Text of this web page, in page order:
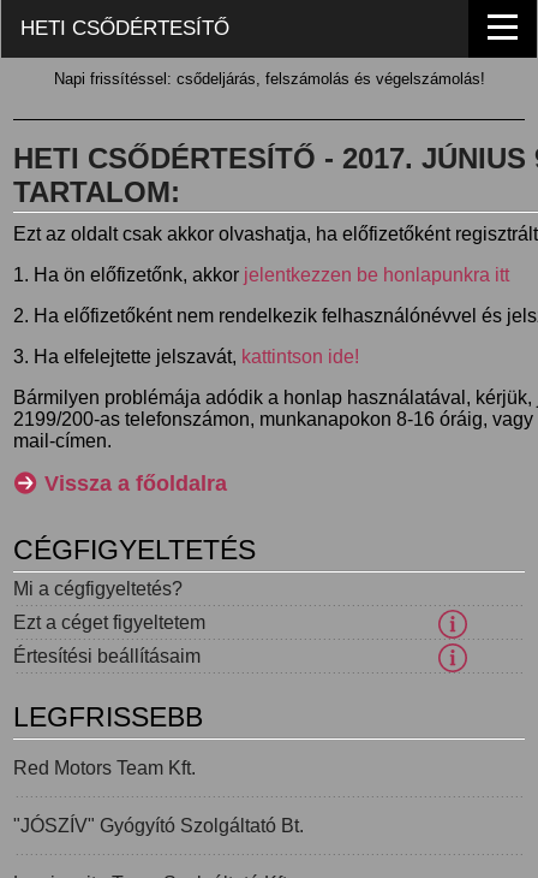
HETI CSŐDÉRTESÍTŐ
Napi frissítéssel: csődeljárás, felszámolás és végelszámolás!
HETI CSŐDÉRTESÍTŐ - 2017. JÚNIUS
TARTALOM:
Ezt az oldalt csak akkor olvashatja, ha előfizetőként
1. Ha ön előfizetőnk, akkor jelentkezzen be honlapunkra itt
2. Ha előfizetőként nem rendelkezik felhasználónévvel és
3. Ha elfelejtette jelszavát, kattintson ide!
Bármilyen problémája adódik a honlap használatával,
2199/200-as telefonszámon, munkanapokon 8-16 óráig,
mail-címen.
Vissza a főoldalra
CÉGFIGYELTETÉS
Mi a cégfigyeltetés?
Ezt a céget figyeltetem
Értesítési beállításaim
LEGFRISSEBB
Red Motors Team Kft.
"JÓSZÍV" Gyógyító Szolgáltató Bt.